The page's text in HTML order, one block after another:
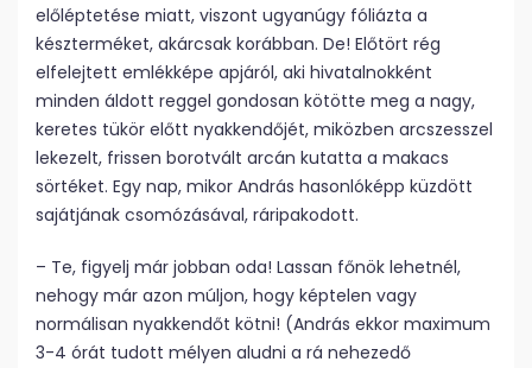
előléptetése miatt, viszont ugyanúgy fóliázta a
készterméket, akárcsak korábban. De! Előtört rég
elfelejtett emlékképe apjáról, aki hivatalnokként
minden áldott reggel gondosan kötötte meg a nagy,
keretes tükör előtt nyakkendőjét, miközben arcszesszel
lekezelt, frissen borotvált arcán kutatta a makacs
sörtéket. Egy nap, mikor András hasonlóképp küzdött
sajátjának csomózásával, ráripakodott.
– Te, figyelj már jobban oda! Lassan főnök lehetnél,
nehogy már azon múljon, hogy képtelen vagy
normálisan nyakkendőt kötni! (András ekkor maximum
3-4 órát tudott mélyen aludni a rá nehezedő